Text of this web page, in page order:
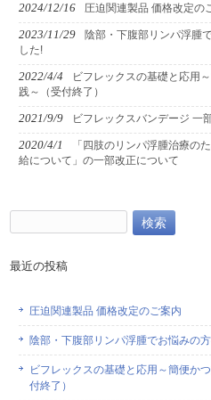
2024/12/16 圧迫関連製品 価格改定の
2023/11/29
陰部・下腹部リンパ浮腫
した!
2022/4/4
ビフレックスの基礎と応用
践～（受付終了）
2021/9/9 ビフレックスバンデージ 一
2020/4/1
「四肢のリンパ浮腫治療の
給について」の一部改正について
索:
最近の投稿
圧迫関連製品 価格改定のご案内
陰部・下腹部リンパ浮腫でお悩みの
ビフレックスの基礎と応用～簡便か
付終了）